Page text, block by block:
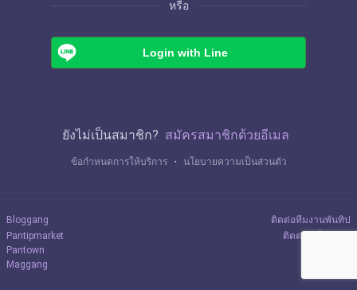
หรือ
Login with Line
ยังไม่เป็นสมาชิก? สมัครสมาชิกด้วยอีเมล
ข้อกำหนดการให้บริการ ・ นโยบายความเป็นส่วนตัว
Bloggang
Pantipmarket
Pantown
Maggang
ติดต่อทีมงานพันทิป
ติดต่อลงโฆษณา